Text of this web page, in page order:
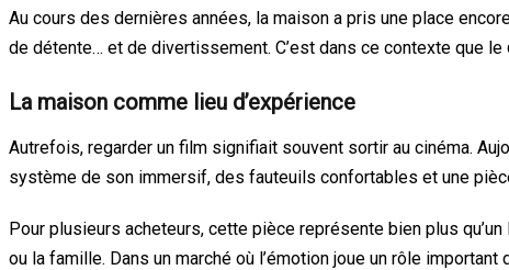
Au cours des dernières années, la maison a pris une place
de détente… et de divertissement. C’est dans ce contexte que le
La maison comme lieu d’expérience
Autrefois, regarder un film signifiait souvent sortir au cinéma.
système de son immersif, des fauteuils confortables et une
Pour plusieurs acheteurs, cette pièce représente bien plus
ou la famille. Dans un marché où l’émotion joue un rôle